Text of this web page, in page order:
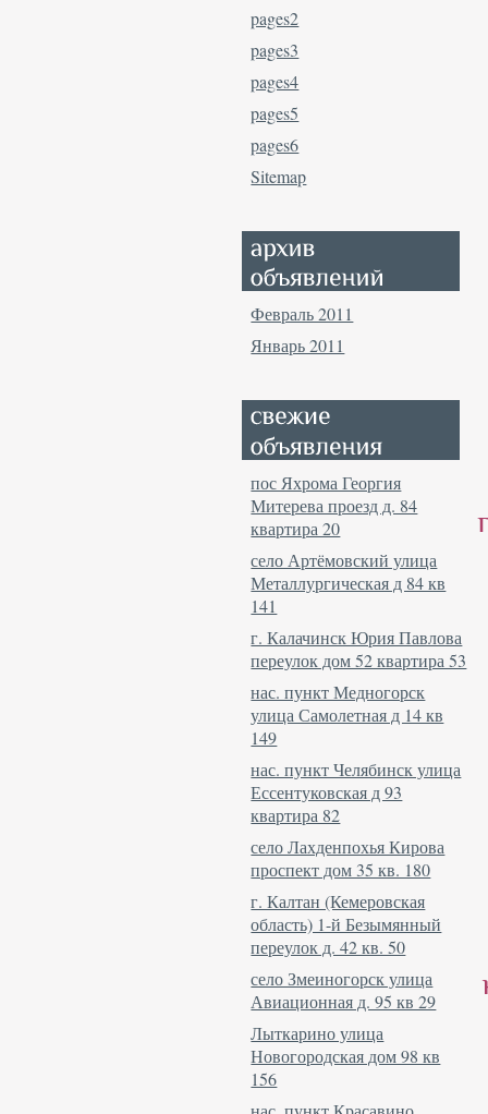
pages2
pages3
pages4
pages5
pages6
Sitemap
Февраль 2011
Январь 2011
пос Яхрома Георгия
Митерева проезд д. 84
квартира 20
село Артёмовский улица
Металлургическая д 84 кв
141
г. Калачинск Юрия Павлова
переулок дом 52 квартира 53
нас. пункт Медногорск
улица Самолетная д 14 кв
149
нас. пункт Челябинск улица
Ессентуковская д 93
квартира 82
село Лахденпохья Кирова
проспект дом 35 кв. 180
г. Калтан (Кемеровская
область) 1-й Безымянный
переулок д. 42 кв. 50
село Змеиногорск улица
Авиационная д. 95 кв 29
Лыткарино улица
Новогородская дом 98 кв
156